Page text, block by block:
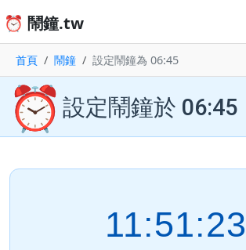
⏰ 鬧鐘.tw
首頁 鬧鐘 設定鬧鐘為 06:45
⏰ 設定鬧鐘於 06:45
11:51:24